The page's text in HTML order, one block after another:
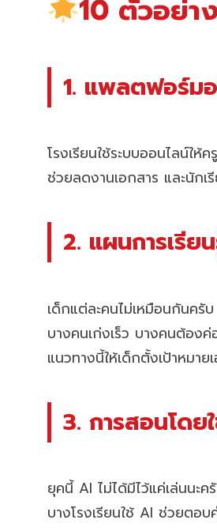
10 ตัวอย่า
1. แพลตฟอร์ม
โรงเรียนใช้ระบบออนไลน์ให้
ช่วยลดงานเอกสาร และนัก
2. แผนการเรี
เด็กแต่ละคนไม่เหมือนกันครับ
บางคนเก่งเร็ว บางคนต้องค่
แนวทางนี้ให้เด็กตั้งเป้าหมา
3. การสอนโดย
ยุคนี้ AI ไม่ได้มีไว้แค่เล่นนะค
บางโรงเรียนใช้ AI ช่วยตอบ